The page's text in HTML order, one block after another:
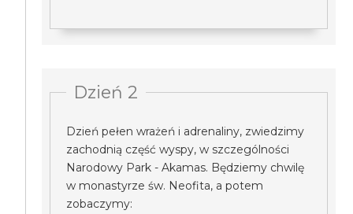
Dzień 2
Dzień pełen wrażeń i adrenaliny, zwiedzimy
zachodnią część wyspy, w szczególności
Narodowy Park - Akamas. Będziemy chwilę
w monastyrze św. Neofita, a potem
zobaczymy: